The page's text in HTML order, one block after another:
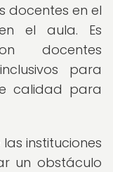
en el
el aula. Es
docentes
para
calidad para
instituciones
un obstáculo